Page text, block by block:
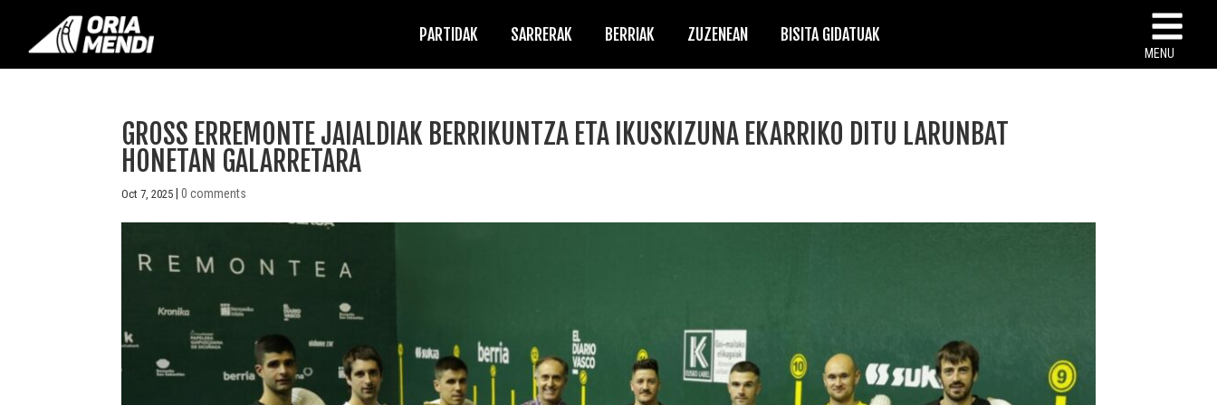
PARTIDAK SARRERAK BERRIAK ZUZENEAN BISITA GIDATUAK
MENU
GROSS ERREMONTE JAIALDIAK BERRIKUNTZA ETA IKUSKIZUNA EKARRIKO DITU LARUNBAT
HONETAN GALARRETARA
Oct 7, 2025 |0 comments